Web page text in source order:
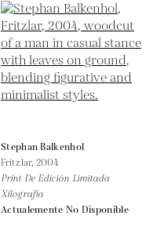
Stephan Balkenhol
Fritzlar, 2004
Print De Edición Limitada
Xilografía
Actualemente No Disponible